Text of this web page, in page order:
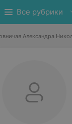
Все рубрики
Александра